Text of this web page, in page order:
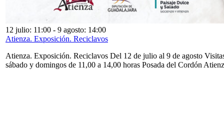
12 julio: 11:00 - 9 agosto: 14:00
Atienza. Exposición. Reciclavos
Atienza. Exposición. Reciclavos Del 12 de julio al 9 de agosto
sábado y domingos de 11,00 a 14,00 horas Posada del Cordón